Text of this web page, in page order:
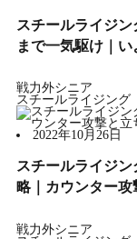
スチールライジ
まで一気駆け｜
戦力外シニア
スチールライジング
2022年10月26日
スチールライジ
略｜カウンター攻
戦力外シニア